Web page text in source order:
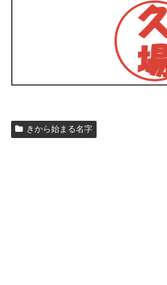
きから始まる名字